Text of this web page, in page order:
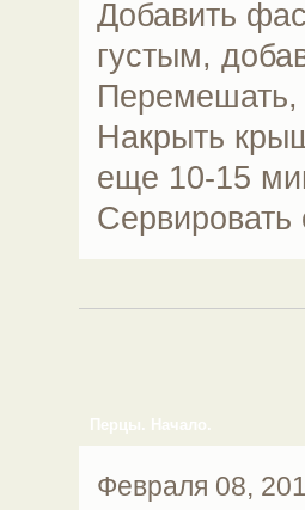
Добавить
густым,
Перемешать,
Накрыть
еще 10-15
Перцы. Начало.
Февраля 08,